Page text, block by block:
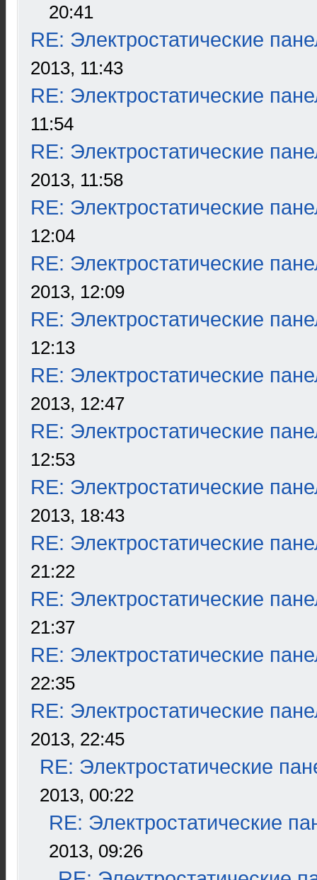
20:41
RE: Электростатические
2013, 11:43
RE: Электростатические
11:54
RE: Электростатические
2013, 11:58
RE: Электростатические
12:04
RE: Электростатические
2013, 12:09
RE: Электростатические
12:13
RE: Электростатические
2013, 12:47
RE: Электростатические
12:53
RE: Электростатические
2013, 18:43
RE: Электростатические
21:22
RE: Электростатические
21:37
RE: Электростатические
22:35
RE: Электростатические
2013, 22:45
RE: Электростатические
2013, 00:22
RE: Электростатические
2013, 09:26